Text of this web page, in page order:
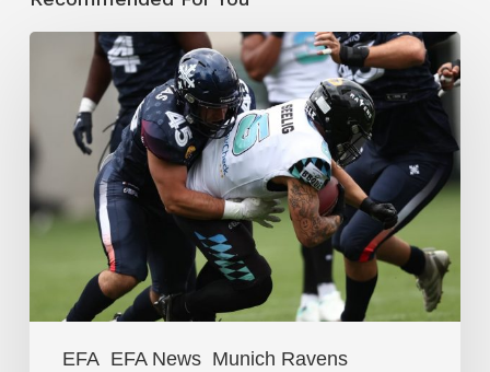
EFA EFA News Munich Ravens
Musketeers
unterliegen
starken
Ravens